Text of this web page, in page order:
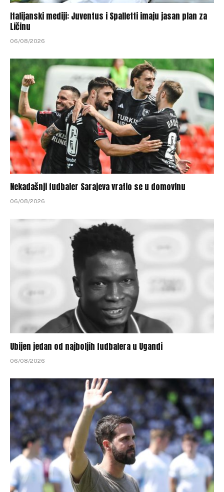
Italijanski mediji: Juventus i Spalletti imaju jasan plan za
Ličinu
06/08/2026
Nekadašnji fudbaler Sarajeva vratio se u domovinu
06/08/2026
Ubijen jedan od najboljih fudbalera u Ugandi
06/08/2026